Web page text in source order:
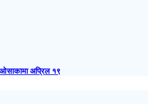
अप्रिल १९